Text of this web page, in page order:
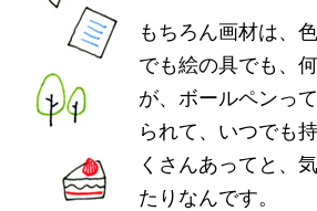
もちろん画材は、
でも絵の具でも、
が、ボールペンっ
られて、いつでも
くさんあってと、
たりなんです。